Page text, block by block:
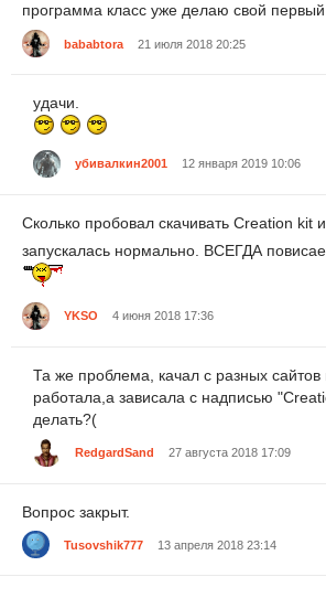
программа класс уже делаю свой
bababtora 21 июля 2018 20:25
удачи.
убивалкин2001 12 января 2019 10:06
Сколько пробовал скачивать Creation kit
запускалась нормально. ВСЕГДА
YKSO 4 июня 2018 17:36
Та же проблема, качал с разных сайтов
работала,а зависала с надписью
делать?(
RedgardSand 27 августа 2018 17:09
Вопрос закрыт.
Tusovshik777 13 апреля 2018 23:14